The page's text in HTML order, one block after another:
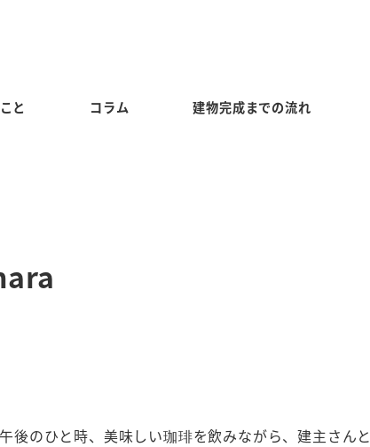
と コラム 建物完成までの流れ
後のひと時、美味しい珈琲を飲みながら、建主さん